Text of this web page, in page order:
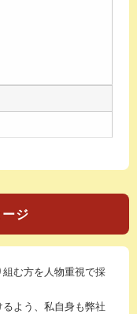
ジ
む方を人物重視で採
よう、私自身も弊社